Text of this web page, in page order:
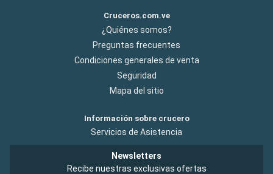
Cruceros.com.ve
¿Quiénes somos?
Preguntas frecuentes
Condiciones generales de venta
Seguridad
Mapa del sitio
Información sobre crucero
Servicios de Asistencia
Newsletters
Recibe nuestras exclusivas ofertas